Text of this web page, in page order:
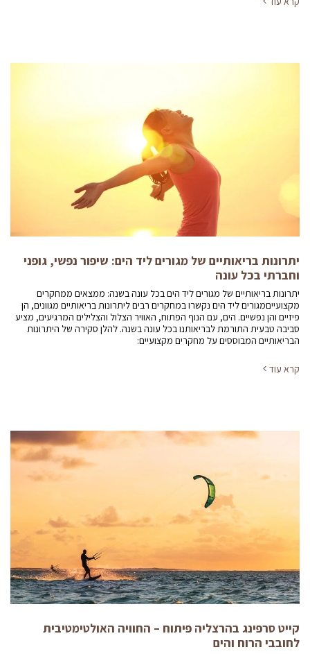
יתרונות בריאותיים של מגורים ליד הים: שיפור נפשי, גופני
וחברתי בכל עונה
יתרונות בריאותיים של מגורים ליד הים בכל עונה בשנה: ממצאים ממחקרים
מקצועייםמגורים ליד הים נקשרו במחקרים רבים ליתרונות בריאותיים מגוונים, הן
פיזיים והן נפשיים. הים, עם הנוף הפתוח, האוויר הצלול והצלילים המרגיעים, מציע
סביבה טבעית התורמת לבריאותנו בכל עונה בשנה. להלן סקירה של היתרונות
הבריאותיים המבוססים על מחקרים מקצועיים:
קרא עוד
קייט סרפינג בהרצליה פיתוח – החוויה האולטימטיבית
לחובבי הרוח והים